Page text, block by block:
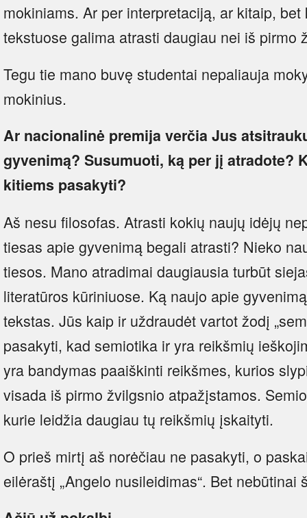
mokiniams. Ar per interpretaciją, ar kitaip,
tekstuose galima atrasti daugiau nei iš pirmo
Tegu tie mano buvę studentai nepaliauja
mokinius.
Ar nacionalinė premija verčia Jus
gyvenimą? Susumuoti, ką per jį atradote?
kitiems pasakyti?
Aš nesu filosofas. Atrasti kokių naujų idėjų
tiesas apie gyvenimą begali atrasti? Nieko
tiesos. Mano atradimai daugiausia turbūt
literatūros kūriniuose. Ką naujo apie
tekstas. Jūs kaip ir uždraudėt vartot žodį
pasakyti, kad semiotika ir yra reikšmių
yra bandymas paaiškinti reikšmes, kurios
visada iš pirmo žvilgsnio atpažįstamos.
kurie leidžia daugiau tų reikšmių įskaityti.
O prieš mirtį aš norėčiau ne pasakyti, o
eilėraštį „Angelo nusileidimas“. Bet